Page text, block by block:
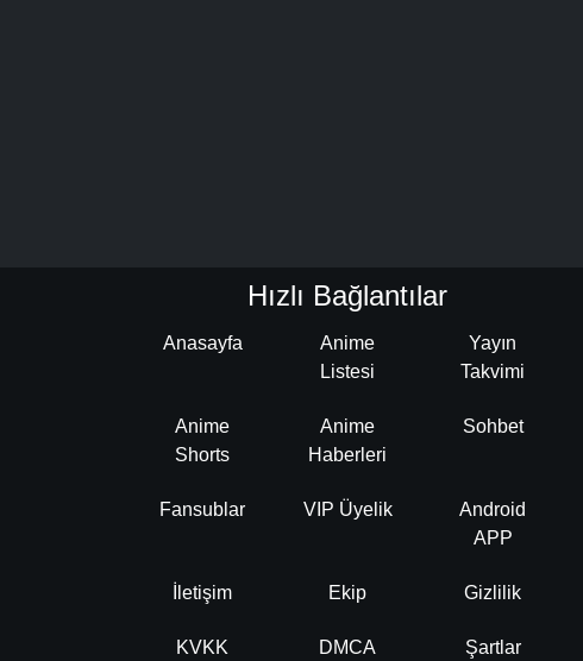
Hızlı Bağlantılar
Anasayfa
Anime
Listesi
Yayın
Takvimi
Anime
Shorts
Anime
Haberleri
Sohbet
Fansublar VIP Üyelik
Android
APP
İletişim Ekip Gizlilik
KVKK DMCA Şartlar